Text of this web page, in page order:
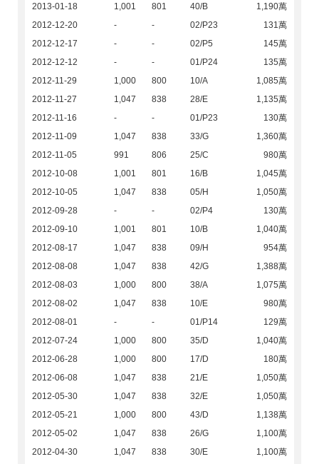
2013-01-18 1,001 801 40/B
1,190萬
2012-12-20
- - 02/P23
131萬
2012-12-17
- - 02/P5
145萬
2012-12-12
- - 01/P24
135萬
2012-11-29
1,000 800 10/A
1,085萬
2012-11-27
1,047 838 28/E
1,135萬
2012-11-16
- - 01/P23
130萬
2012-11-09
1,047 838 33/G
1,360萬
2012-11-05
991 806 25/C
980萬
2012-10-08
1,001 801 16/B
1,045萬
2012-10-05
1,047 838 05/H
1,050萬
2012-09-28
- - 02/P4
130萬
2012-09-10
1,001 801 10/B
1,040萬
2012-08-17
1,047 838 09/H
954萬
2012-08-08
1,047 838 42/G
1,388萬
2012-08-03
1,000 800 38/A
1,075萬
2012-08-02
1,047 838 10/E
980萬
2012-08-01
- - 01/P14
129萬
2012-07-24
1,000 800 35/D
1,040萬
2012-06-28
1,000 800 17/D
180萬
2012-06-08
1,047 838 21/E
1,050萬
2012-05-30
1,047 838 32/E
1,050萬
2012-05-21
1,000 800 43/D
1,138萬
2012-05-02
1,047 838 26/G
1,100萬
2012-04-30
1,047 838 30/E
1,100萬